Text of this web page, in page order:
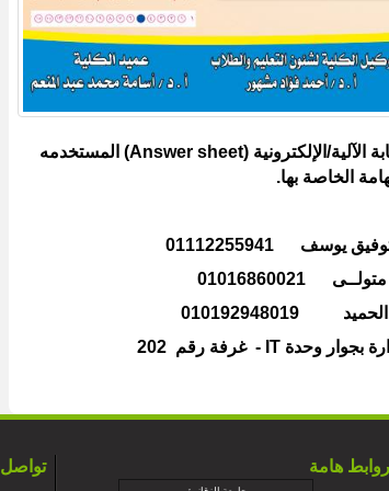
الإلكترونية (Answer sheet) المستخدمه
الخاصة بها.
بجوار وحدة IT - غرفة رقم 202
تواصل روابط هامة